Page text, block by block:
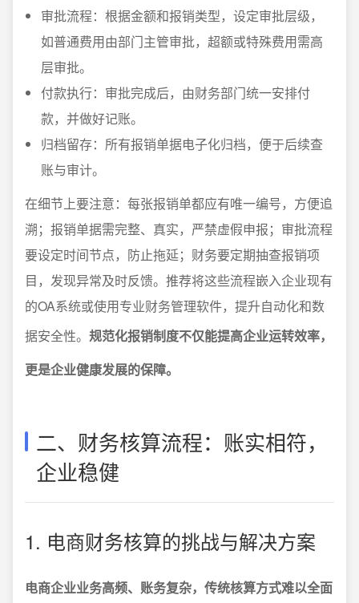
审批流程：根据金额和报销类型，设定审批层级，
如普通费用由部门主管审批，超额或特殊费用需高
层审批。
付款执行：审批完成后，由财务部门统一安排付
款，并做好记账。
归档留存：所有报销单据电子化归档，便于后续查
账与审计。
在细节上要注意：每张报销单都应有唯一编号，方便追
溯；报销单据需完整、真实，严禁虚假申报；审批流程
要设定时间节点，防止拖延；财务要定期抽查报销项
目，发现异常及时反馈。推荐将这些流程嵌入企业现有
的OA系统或使用专业财务管理软件，提升自动化和数
据安全性。 规范化报销制度不仅能提高企业运转效率，
更是企业健康发展的保障。
二、财务核算流程：账实相符，
企业稳健
1. 电商财务核算的挑战与解决方案
电商企业业务高频、账务复杂，传统核算方式难以全面